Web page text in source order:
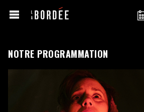
NOTRE PROGRAMMATION